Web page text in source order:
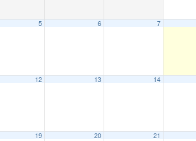
5 6 7
12 13 14
19 20 21